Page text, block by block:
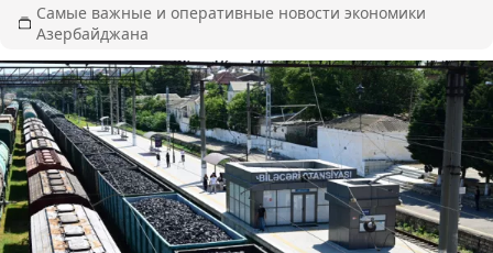
Самые важные и оперативные новости экономики
Азербайджана